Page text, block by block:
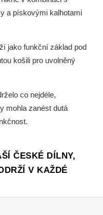
a pískovými kalhotami
jako funkční základ pod
košili pro uvolněný
co nejdéle,
mohla zanést dutá
ČESKÉ DÍLNY,
V KAŽDÉ